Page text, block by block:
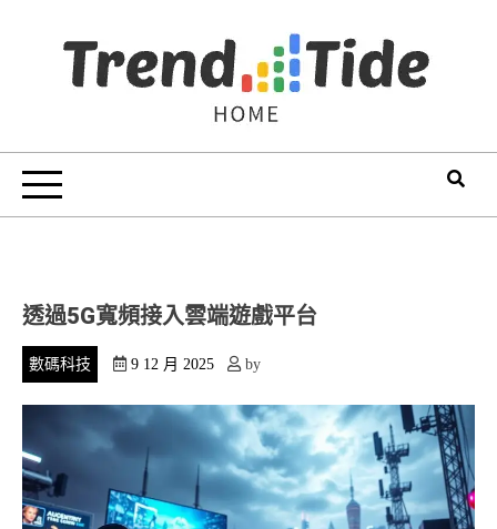
Trend Tide
透過5G寬頻接入雲端遊戲平台
數碼科技 9 12 月 2025 by